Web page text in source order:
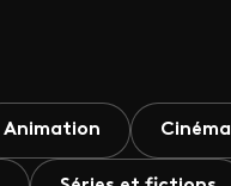
Animation Cinéma